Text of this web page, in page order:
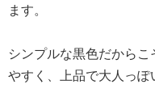
ます。
シンプルな黒色だから
やすく、上品で大人っぽ